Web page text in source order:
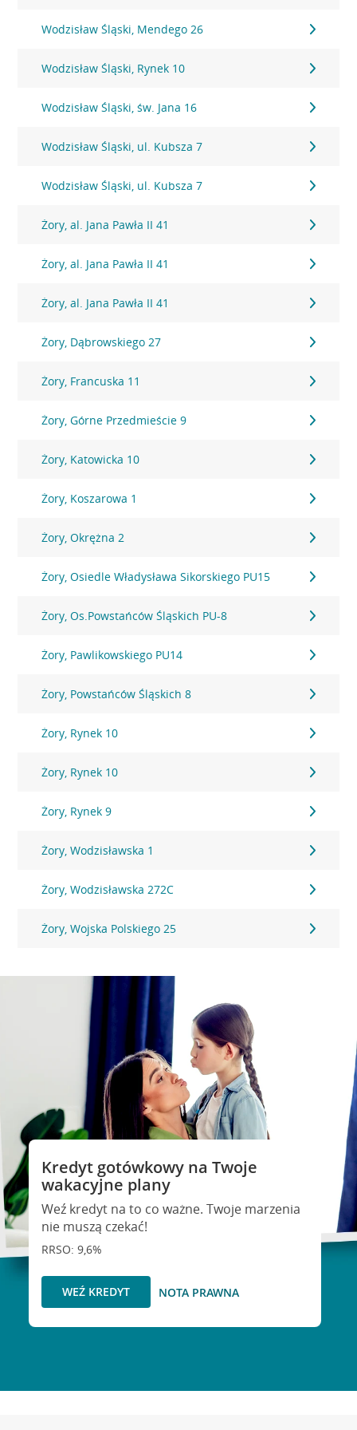
Wodzisław Śląski, Mendego 26
Wodzisław Śląski, Rynek 10
Wodzisław Śląski, św. Jana 16
Wodzisław Śląski, ul. Kubsza 7
Wodzisław Śląski, ul. Kubsza 7
Żory, al. Jana Pawła II 41
Żory, al. Jana Pawła II 41
Żory, al. Jana Pawła II 41
Żory, Dąbrowskiego 27
Żory, Francuska 11
Żory, Górne Przedmieście 9
Żory, Katowicka 10
Żory, Koszarowa 1
Żory, Okrężna 2
Żory, Osiedle Władysława Sikorskiego PU15
Żory, Os.Powstańców Śląskich PU-8
Żory, Pawlikowskiego PU14
Żory, Powstańców Śląskich 8
Żory, Rynek 10
Żory, Rynek 10
Żory, Rynek 9
Żory, Wodzisławska 1
Żory, Wodzisławska 272C
Żory, Wojska Polskiego 25
Kredyt gotówkowy na Twoje
wakacyjne plany
Weź kredyt na to co ważne. Twoje marzenia
nie muszą czekać!
RRSO: 9,6%
WEŹ KREDYT NOTA PRAWNA